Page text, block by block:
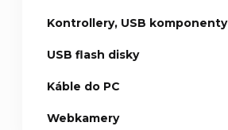
Kontrollery, USB komponenty
USB flash disky
Káble do PC
Webkamery